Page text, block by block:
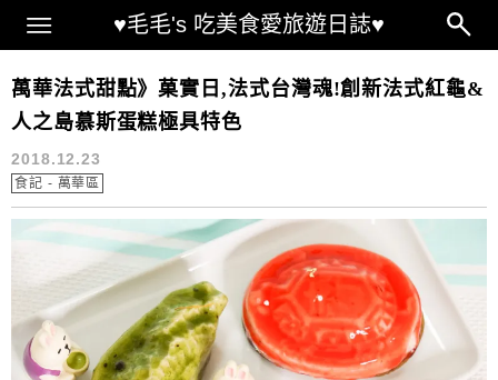
♥毛毛's 吃美食愛旅遊日誌♥
Main Menu
萬華甜點
萬華法式甜點》菓實日,法式台灣魂!創新法式紅龜&
人之島慕斯蛋糕極具特色
2018.12.23
食記 - 萬華區